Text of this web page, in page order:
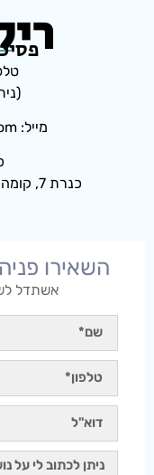
טלפון:
מייל: ricardograd@gmail.com
כנרת 7, קומה 2, חדר 10 – אשדוד – אזור י"א
השאירו
אשתדל